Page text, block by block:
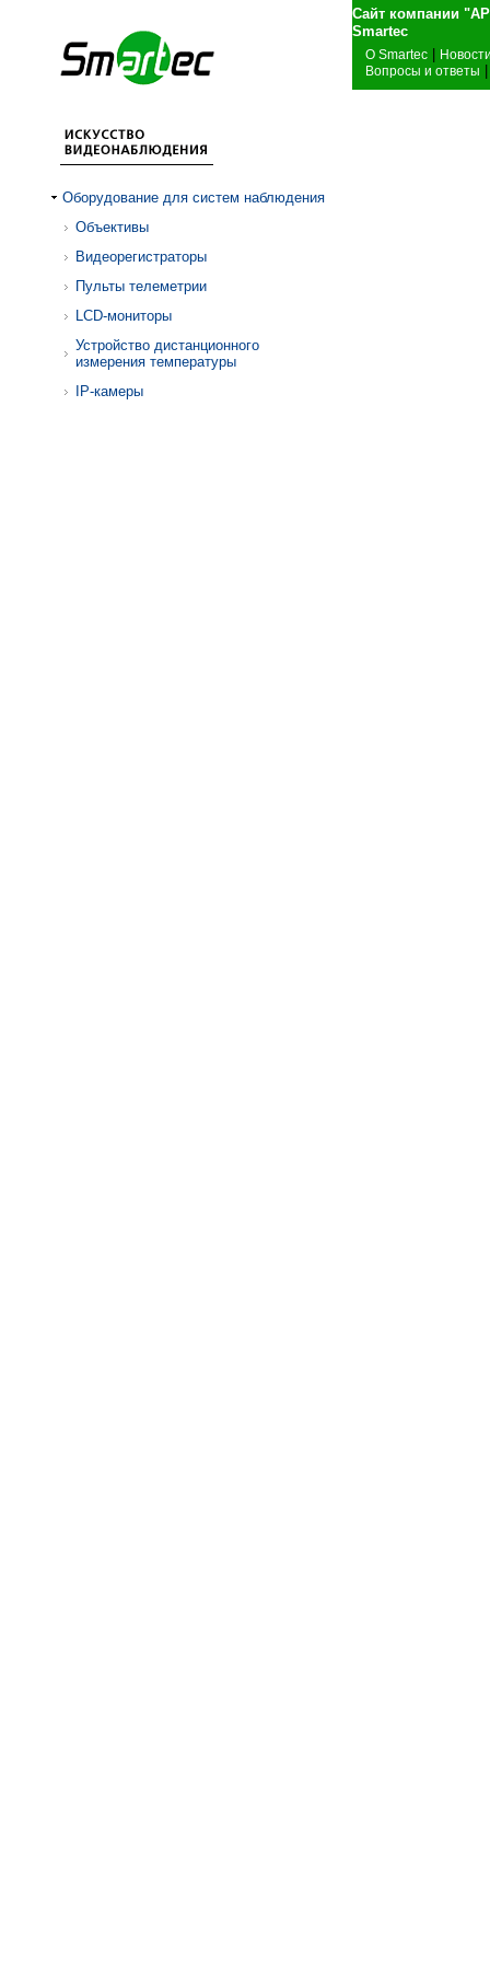
Сайт компании
О Smartec
Вопросы и ответы
Оборудование для систем наблюдения
Объективы
Видеорегистраторы
Пульты телеметрии
LCD-мониторы
Устройство дистанционного
измерения температуры
IP-камеры